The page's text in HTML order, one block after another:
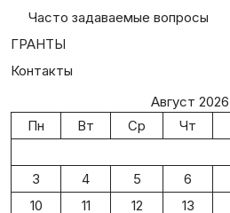
Часто задаваемые вопросы
ГРАНТЫ
Контакты
Август 2026
Пн
Вт Ср Чт
3
4 5 6
10
11 12 13